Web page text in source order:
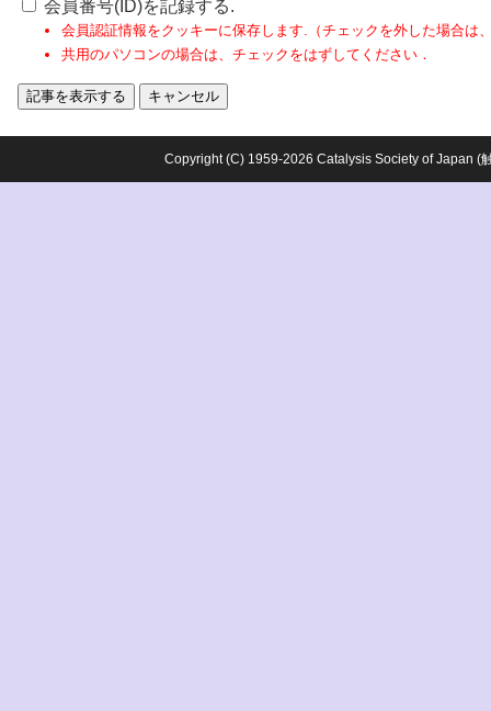
会員番号(ID)を記録する.
会員認証情報をクッキーに保存します.（チェックを外した場合は
共用のパソコンの場合は、チェックをはずしてください．
Copyright (C) 1959-2026 Catalysis Society of Japan (